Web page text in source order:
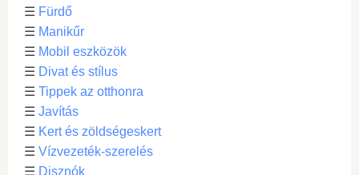
☰ Fürdő
☰ Manikűr
☰ Mobil eszközök
☰ Divat és stílus
☰ Tippek az otthonra
☰ Javítás
☰ Kert és zöldségeskert
☰ Vízvezeték-szerelés
☰ Disznók